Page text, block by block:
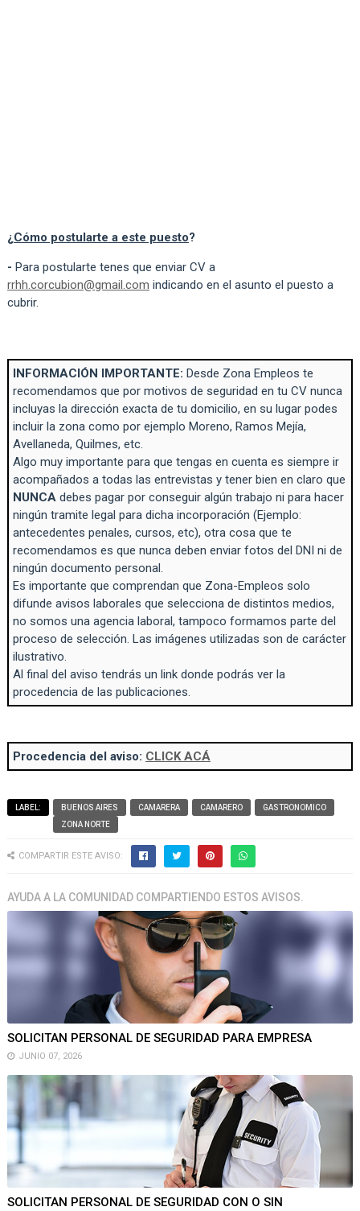
¿ Cómo postularte a este puesto?
- Para postularte tenes que enviar CV a
rrhh.corcubion@gmail.com indicando en el asunto el puesto a
cubrir.
INFORMACIÓN IMPORTANTE: Desde Zona Empleos te
recomendamos que por motivos de seguridad en tu CV nunca
incluyas la dirección exacta de tu domicilio, en su lugar podes
incluir la zona como por ejemplo Moreno, Ramos Mejía,
Avellaneda, Quilmes, etc.
Algo muy importante para que tengas en cuenta es siempre ir
acompañados a todas las entrevistas y tener bien en claro que
NUNCA debes pagar por conseguir algún trabajo ni para hacer
ningún tramite legal para dicha incorporación (Ejemplo:
antecedentes penales, cursos, etc), otra cosa que te
recomendamos es que nunca deben enviar fotos del DNI ni de
ningún documento personal.
Es importante que comprendan que Zona-Empleos solo
difunde avisos laborales que selecciona de distintos medios,
no somos una agencia laboral, tampoco formamos parte del
proceso de selección. Las imágenes utilizadas son de carácter
ilustrativo.
Al final del aviso tendrás un link donde podrás ver la
procedencia de las publicaciones.
Procedencia del aviso: CLICK ACÁ
LABEL: BUENOS AIRES CAMARERA CAMARERO
GASTRONOMICO
ZONA NORTE
COMPARTIR ESTE AVISO:
AYUDA A LA COMUNIDAD COMPARTIENDO ESTOS AVISOS.
SOLICITAN PERSONAL DE SEGURIDAD PARA EMPRESA
JUNIO 07, 2026
SOLICITAN PERSONAL DE SEGURIDAD CON O SIN